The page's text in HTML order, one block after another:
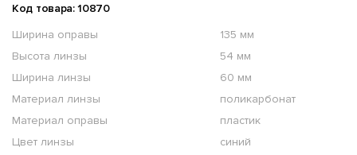
Код товара: 10870
Ширина оправы
135 мм
Высота линзы
54 мм
Ширина линзы
60 мм
Материал линзы
поликарбонат
Материал оправы
пластик
Цвет линзы
синий